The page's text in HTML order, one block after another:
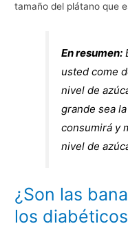
tamaño del plátano que
En resumen:
usted come
nivel de
grande sea
consumirá y
nivel de
¿Son las
los